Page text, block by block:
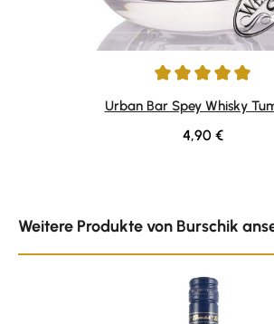
Durchschnittliche Bewertung von 4.88
Urban Bar Spey Whisky
Regulärer Preis:
4,90 €
Weitere Produkte von Burschik